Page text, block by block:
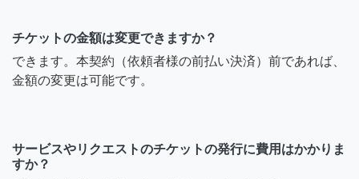
チケットの金額は変更できますか？
できます。本契約（依頼者様の前払い決済）前であれば、
金額の変更は可能です。
サービスやリクエストのチケットの発行に費用はかかりま
すか？